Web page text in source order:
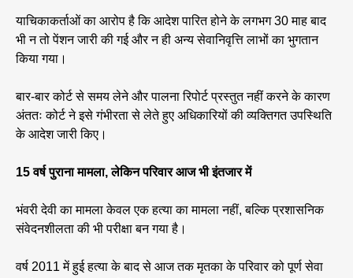
याचिकाकर्ताओं का आरोप है कि आदेश पारित होने के लगभग 30 माह बाद
भी न तो पेंशन जारी की गई और न ही अन्य सेवानिवृत्ति लाभों का भुगतान
किया गया।
बार-बार कोर्ट से समय लेने और पालना रिपोर्ट प्रस्तुत नहीं करने के कारण
अंततः कोर्ट ने इसे गंभीरता से लेते हुए अधिकारियों की व्यक्तिगत उपस्थिति
के आदेश जारी किए।
15 वर्ष पुराना मामला, लेकिन परिवार आज भी इंतजार में
भंवरी देवी का मामला केवल एक हत्या का मामला नहीं, बल्कि प्रशासनिक
संवेदनशीलता की भी परीक्षा बन गया है।
वर्ष 2011 में हुई हत्या के बाद से आज तक मृतका के परिवार को पूर्ण सेवा